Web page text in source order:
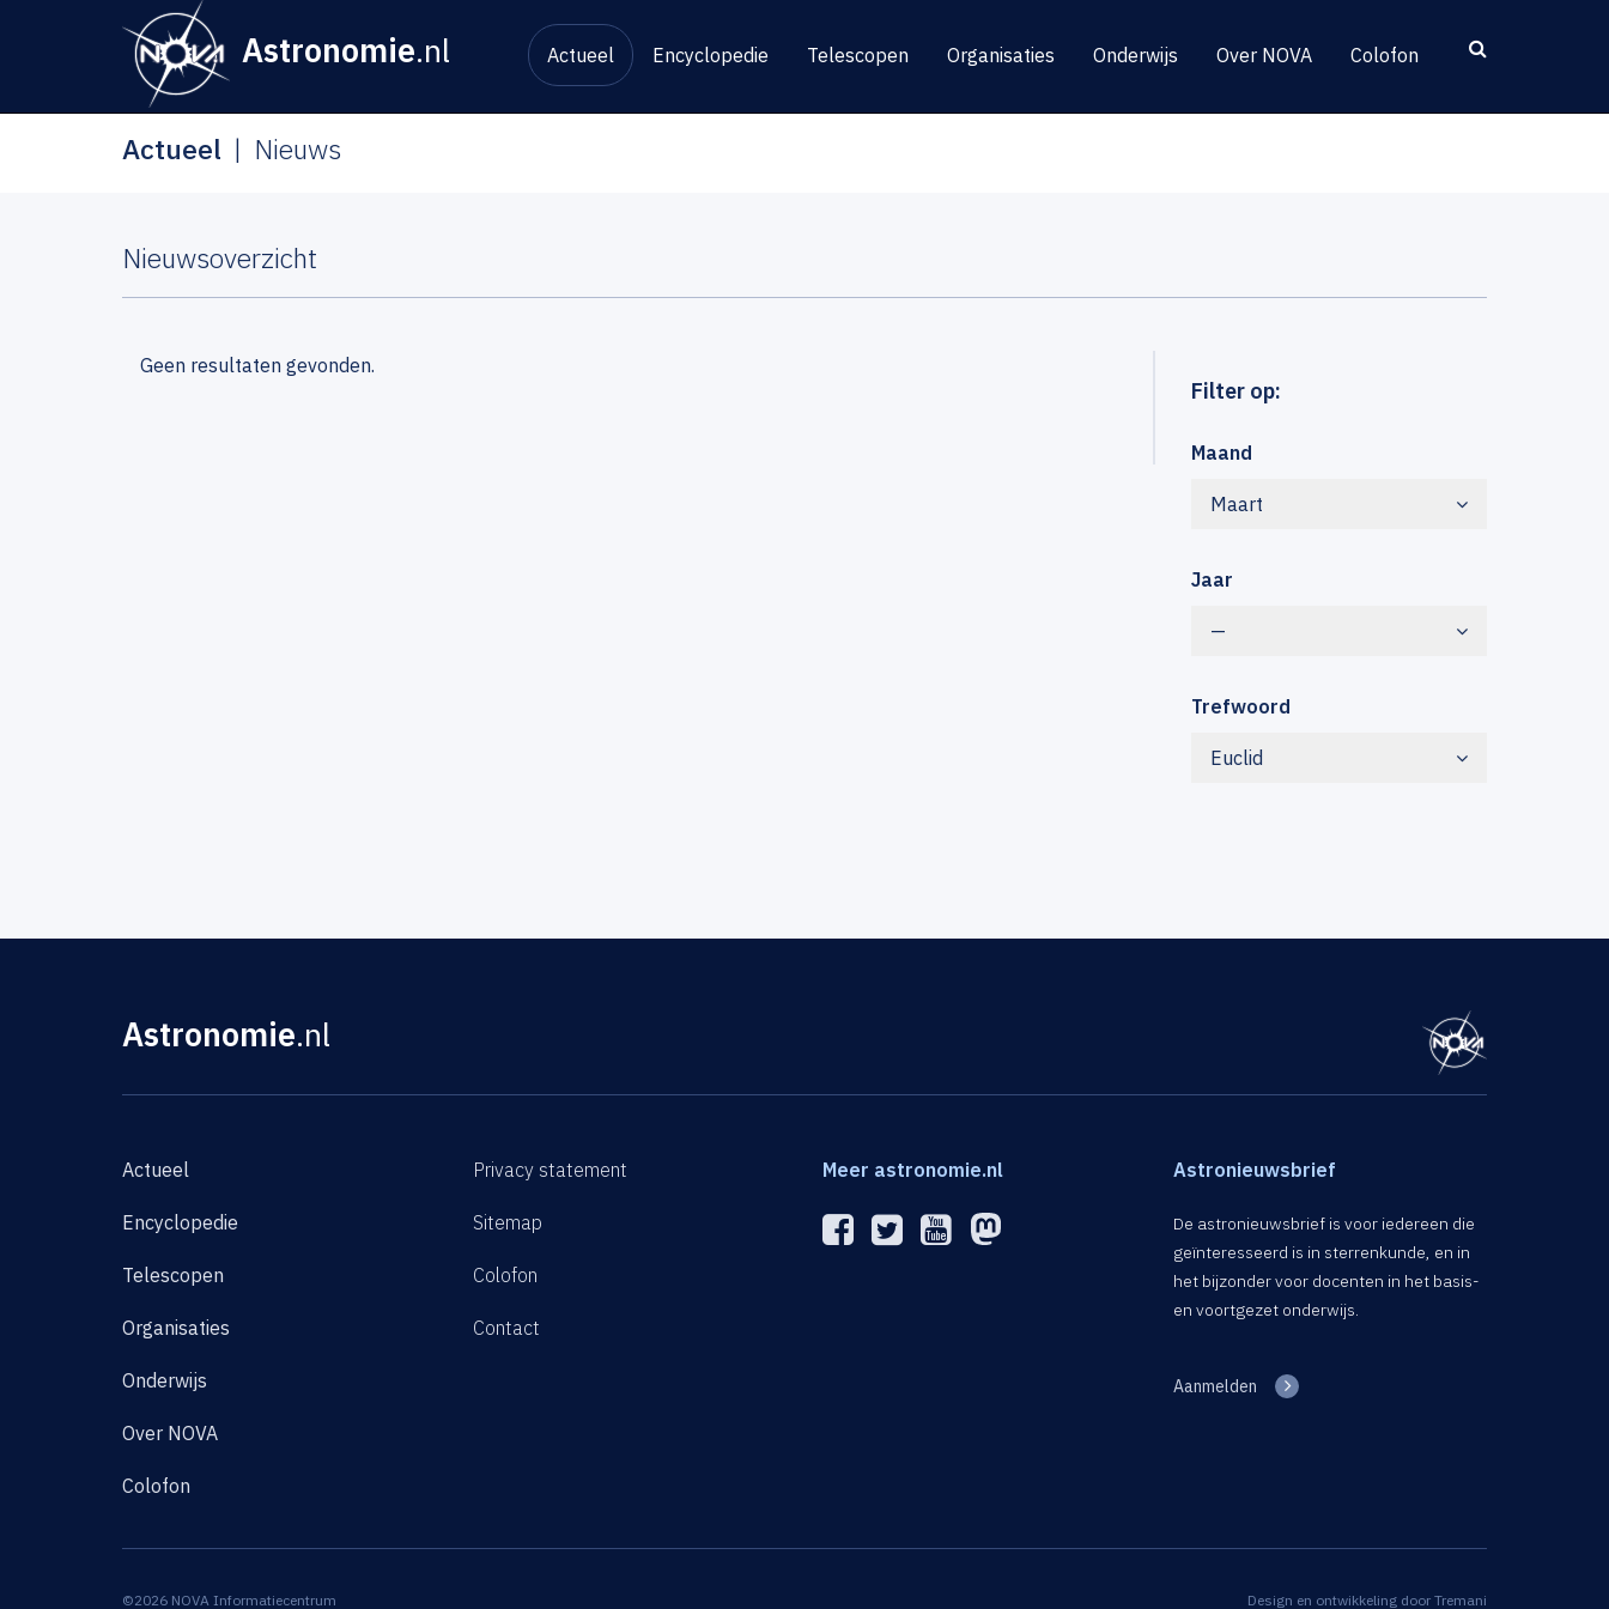
Astronomie.nl Actueel Encyclopedie Telescopen Organisaties Onderwijs Over NOVA Colofon
Actueel Nieuws
Nieuwsoverzicht
Filter op:
Maand
Maart
Jaar
—
Trefwoord
Euclid
Geen resultaten gevonden.
Astronomie.nl
Actueel
Encyclopedie
Telescopen
Organisaties
Onderwijs
Over NOVA
Colofon
Privacy statement
Sitemap
Colofon
Contact
Meer astronomie.nl Astronieuwsbrief
De astronieuwsbrief is voor iedereen die
geïnteresseerd is in sterrenkunde, en in
het bijzonder voor docenten in het basis-
en voortgezet onderwijs.
Aanmelden
©2026 NOVA Informatiecentrum Design en ontwikkeling door Tremani